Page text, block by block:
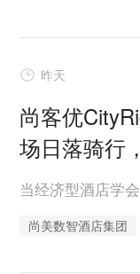
昨天
尚客优
场日落骑行
当经济型酒店学
尚美数智酒店集团